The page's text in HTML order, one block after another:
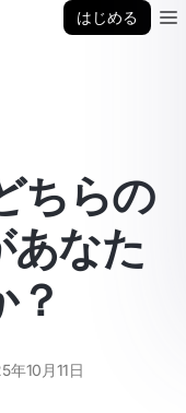
はじめる
ちらの
あなた
？
年10月11日